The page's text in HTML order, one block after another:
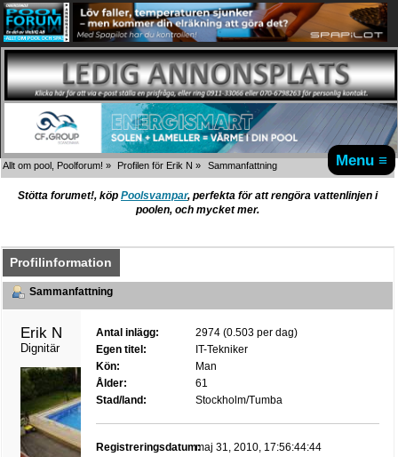
Menu ≡
Allt om pool, Poolforum! » Profilen för Erik N » Sammanfattning
Stötta forumet!, köp Poolsvampar, perfekta för att rengöra vattenlinjen i
poolen, och mycket mer.
Profilinformation
Sammanfattning
Erik N
Dignitär
Antal inlägg:
2974 (0.503 per dag)
Egen titel:
IT-Tekniker
Kön:
Man
Ålder:
61
Stad/land:
Stockholm/Tumba
Registreringsdatum:maj 31, 2010, 17:56:44:44